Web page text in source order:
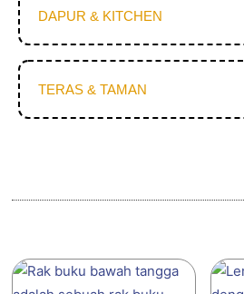
DAPUR & KITCHEN
TERAS & TAMAN